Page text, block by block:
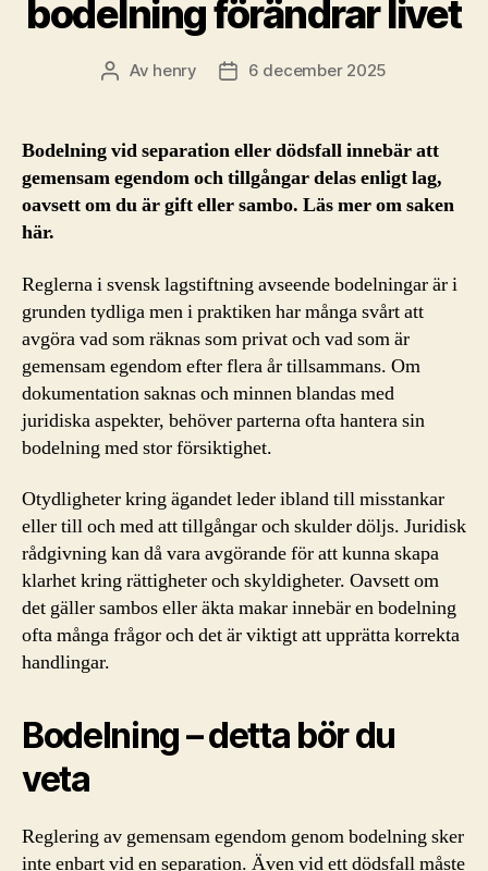
bodelning förändrar livet
Inläggsförfattare
Av henry Inläggsdatum
6 december 2025
Bodelning vid separation eller dödsfall innebär att
gemensam egendom och tillgångar delas enligt lag,
oavsett om du är gift eller sambo. Läs mer om saken
här.
Reglerna i svensk lagstiftning avseende bodelningar är i
grunden tydliga men i praktiken har många svårt att
avgöra vad som räknas som privat och vad som är
gemensam egendom efter flera år tillsammans. Om
dokumentation saknas och minnen blandas med
juridiska aspekter, behöver parterna ofta hantera sin
bodelning med stor försiktighet.
Otydligheter kring ägandet leder ibland till misstankar
eller till och med att tillgångar och skulder döljs. Juridisk
rådgivning kan då vara avgörande för att kunna skapa
klarhet kring rättigheter och skyldigheter. Oavsett om
det gäller sambos eller äkta makar innebär en bodelning
ofta många frågor och det är viktigt att upprätta korrekta
handlingar.
Bodelning – detta bör du
veta
Reglering av gemensam egendom genom bodelning sker
inte enbart vid en separation. Även vid ett dödsfall måste